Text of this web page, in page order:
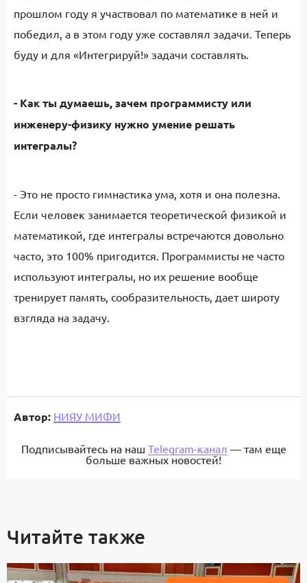
прошлом году я участвовал по математике в ней и
победил, а в этом году уже составлял задачи. Теперь
буду и для «Интегрируй!» задачи составлять.
- Как ты думаешь, зачем программисту или
инженеру-физику нужно умение решать
интегралы?
- Это не просто гимнастика ума, хотя и она полезна.
Если человек занимается теоретической физикой и
математикой, где интегралы встречаются довольно
часто, это 100% пригодится. Программисты не часто
используют интегралы, но их решение вообще
тренирует память, сообразительность, дает широту
взгляда на задачу.
Автор: НИЯУ МИФИ
Подписывайтесь на наш Telegram-канал — там еще
больше важных новостей!
Читайте также